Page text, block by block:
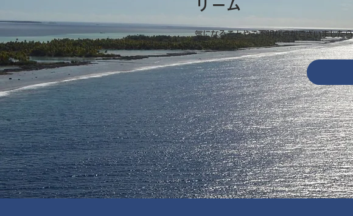
リーム
気になることやご不明な点がございました